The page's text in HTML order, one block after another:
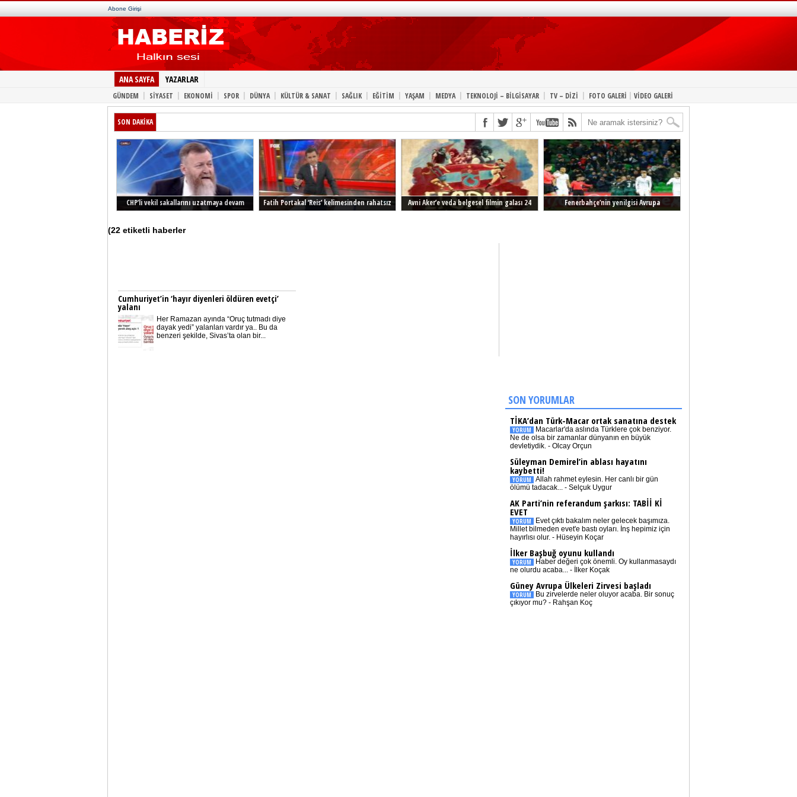
Abone Girişi
ANA SAYFA YAZARLAR
GÜNDEM | SİYASET | EKONOMİ | SPOR | DÜNYA | KÜLTÜR & SANAT | SAĞLIK | EĞİTİM | YAŞAM | MEDYA | TEKNOLOJİ – BİLGİSAYAR | TV – DİZİ | FOTO GALERİ | VİDEO GALERİ
SON DAKİKA
CHP’li vekil sakallarını uzatmaya devam
Fatih Portakal ‘Reis’ kelimesinden rahatsız
Avni Aker’e veda belgesel filmin galası 24
Fenerbahçe’nin yenilgisi Avrupa
(22 etiketli haberler
Cumhuriyet’in ‘hayır diyenleri öldüren evetçi’
yalanı
Her Ramazan ayında “Oruç tutmadı diye
dayak yedi” yalanları vardır ya.. Bu da
benzeri şekilde, Sivas’ta olan bir...
SON YORUMLAR
TİKA’dan Türk-Macar ortak sanatına destek
YORUM
Macarlar'da aslında Türklere çok benziyor.
Ne de olsa bir zamanlar dünyanın en büyük
devletiydik. - Olcay Orçun
Süleyman Demirel’in ablası hayatını
kaybetti!
YORUM Allah rahmet eylesin. Her canlı bir gün
ölümü tadacak... - Selçuk Uygur
AK Parti’nin referandum şarkısı: TABİİ Kİ
EVET
YORUM
Evet çıktı bakalım neler gelecek başımıza.
Millet bilmeden evet'e bastı oyları. İnş hepimiz için
hayırlısı olur. - Hüseyin Koçar
İlker Başbuğ oyunu kullandı
YORUM
Haber değeri çok önemli. Oy kullanmasaydı
ne olurdu acaba... - İlker Koçak
Güney Avrupa Ülkeleri Zirvesi başladı
YORUM
Bu zirvelerde neler oluyor acaba. Bir sonuç
çıkıyor mu? - Rahşan Koç